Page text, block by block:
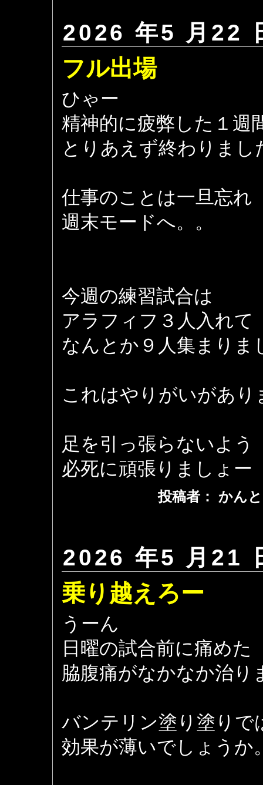
2026 年5 月22
フル出場
ひゃー
精神的に疲弊した１週
とりあえず終わりまし
仕事のことは一旦忘れ
週末モードへ。。
今週の練習試合は
アラフィフ３人入れて
なんとか９人集まりま
これはやりがいがあり
足を引っ張らないよう
必死に頑張りましょー
投稿者： かん
2026 年5 月21
乗り越えろー
うーん
日曜の試合前に痛めた
脇腹痛がなかなか治り
バンテリン塗り塗りで
効果が薄いでしょうか